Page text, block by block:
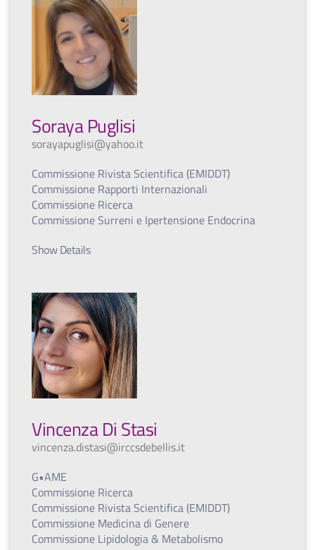
Soraya Puglisi
sorayapuglisi@yahoo.it
Commissione Rivista Scientifica (EMIDDT)
Commissione Rapporti Internazionali
Commissione Ricerca
Commissione Surreni e Ipertensione Endocrina
Show Details
Vincenza Di Stasi
vincenza.distasi@irccsdebellis.it
G•AME
Commissione Ricerca
Commissione Rivista Scientifica (EMIDDT)
Commissione Medicina di Genere
Commissione Lipidologia & Metabolismo